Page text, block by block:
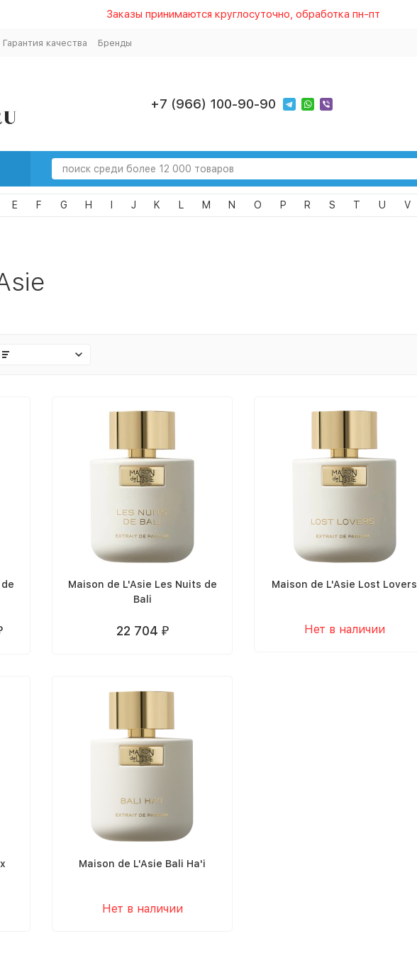
Заказы принимаются круглосуточно, обработка пн-пт
Гарантия качества Бренды
+7 (966) 100-90-90
E F G H J K L M N O P R S T U V
Maison de L'Asie Les Nuits de
Bali
22 704 ₽
Maison de L'Asie Lost Lovers
Нет в наличии
Maison de L'Asie Bali Ha'i
Нет в наличии